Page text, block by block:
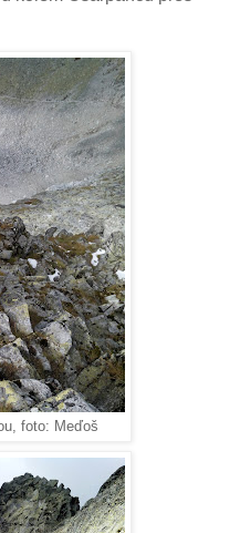
foto: Meďoš